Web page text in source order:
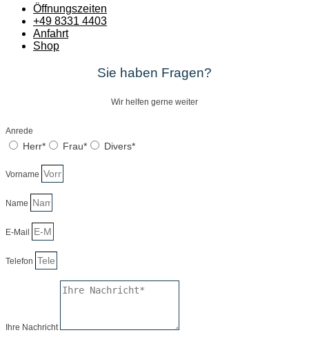
Öffnungszeiten
+49 8331 4403
Anfahrt
Shop
Sie haben Fragen?
Wir helfen gerne weiter
Anrede
Herr* Frau* Divers*
Vorname
Name
E-Mail
Telefon
Ihre Nachricht